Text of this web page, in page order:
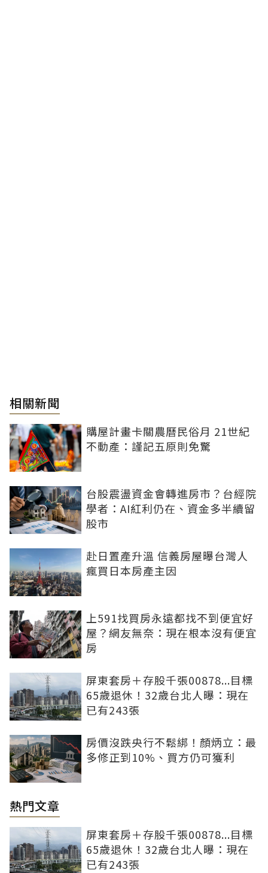
相關新聞
購屋計畫卡關農曆民俗月 21世紀
不動產：謹記五原則免驚
台股震盪資金會轉進房市？台經院
學者：AI紅利仍在、資金多半續留
股市
赴日置產升溫 信義房屋曝台灣人
瘋買日本房產主因
上591找買房永遠都找不到便宜好
屋？網友無奈：現在根本沒有便宜
房
屏東套房＋存股千張00878...目標
65歲退休！32歲台北人曝：現在
已有243張
房價沒跌央行不鬆綁！顏炳立：最
多修正到10%、買方仍可獲利
熱門文章
屏東套房＋存股千張00878...目標
65歲退休！32歲台北人曝：現在
已有243張